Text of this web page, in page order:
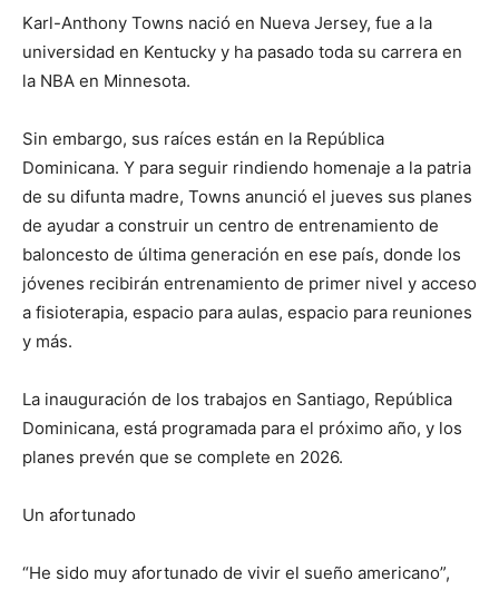
Karl-Anthony Towns nació en Nueva Jersey, fue a la
universidad en Kentucky y ha pasado toda su carrera en
la NBA en Minnesota.
Sin embargo, sus raíces están en la República
Dominicana. Y para seguir rindiendo homenaje a la patria
de su difunta madre, Towns anunció el jueves sus planes
de ayudar a construir un centro de entrenamiento de
baloncesto de última generación en ese país, donde los
jóvenes recibirán entrenamiento de primer nivel y acceso
a fisioterapia, espacio para aulas, espacio para reuniones
y más.
La inauguración de los trabajos en Santiago, República
Dominicana, está programada para el próximo año, y los
planes prevén que se complete en 2026.
Un afortunado
“He sido muy afortunado de vivir el sueño americano”,